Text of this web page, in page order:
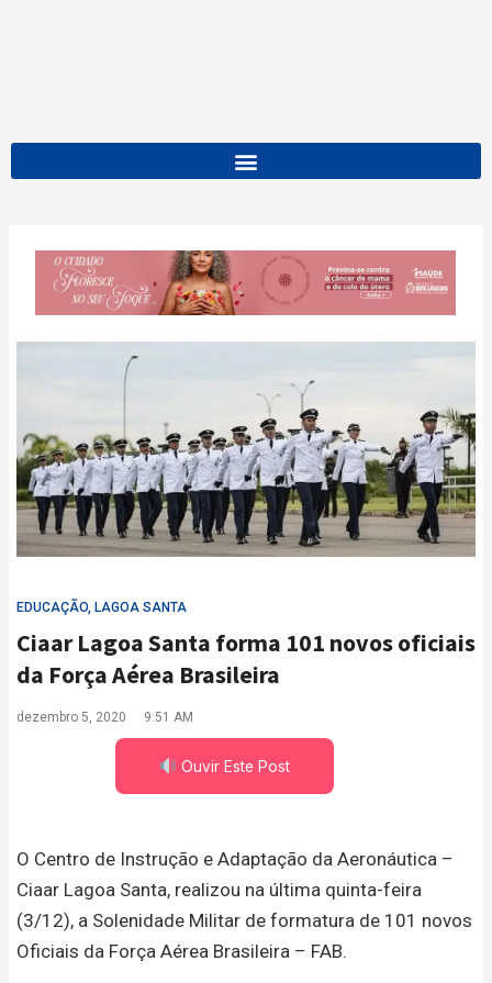
EDUCAÇÃO, LAGOA SANTA
Ciaar Lagoa Santa forma 101 novos oficiais
da Força Aérea Brasileira
dezembro 5, 2020 9:51 AM
Ouvir Este Post
O Centro de Instrução e Adaptação da Aeronáutica –
Ciaar Lagoa Santa, realizou na última quinta-feira
(3/12), a Solenidade Militar de formatura de 101 novos
Oficiais da Força Aérea Brasileira – FAB.